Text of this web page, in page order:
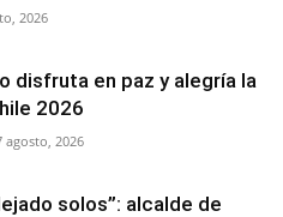
2026
disfruta en paz y alegría la
2026
agosto, 2026
solos”: alcalde de